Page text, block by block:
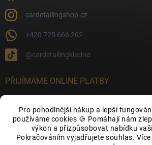
Pro pohodlnější nákup a lepší
používáme cookies 🍪 Pomáhají nám
výkon a přizpůsobovat nabídku
Pokračováním vyjadřujete souhlas.
cardetailingshop.cz
+420 725 666 262
@cardetailingkladno
PŘIJÍMÁME ONLINE PLATBY
FACEBOOK